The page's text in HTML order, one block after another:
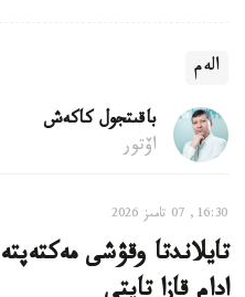
الەم
باقىتجول كاكەش
اۆتور
16:30, 07 تامىز 2026
تايلاندتا وقۋشى